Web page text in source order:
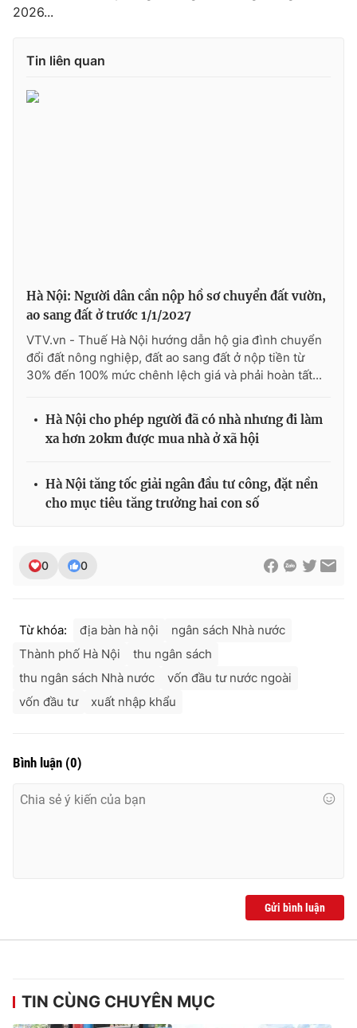
Ðiện thoại Thời báo VTV:
Liên hệ quảng cáo:
thuận bằng văn bản. Ghi rõ nguồn VTV.vn khi phát hành lại
thông tin từ website này.
2026...
Tin liên quan
Hà Nội: Người dân cần nộp hồ sơ chuyển đất vườn,
ao sang đất ở trước 1/1/2027
VTV.vn - Thuế Hà Nội hướng dẫn hộ gia đình chuyển
đổi đất nông nghiệp, đất ao sang đất ở nộp tiền từ
30% đến 100% mức chênh lệch giá và phải hoàn tất...
Hà Nội cho phép người đã có nhà nhưng đi làm
xa hơn 20km được mua nhà ở xã hội
Hà Nội tăng tốc giải ngân đầu tư công, đặt nền
cho mục tiêu tăng trưởng hai con số
0 0
Từ khóa: địa bàn hà nội
ngân sách Nhà nước
Thành phố Hà Nội
thu ngân sách
thu ngân sách Nhà nước
vốn đầu tư nước ngoài
vốn đầu tư
xuất nhập khẩu
Bình luận (0)
Gửi bình luận
TIN CÙNG CHUYÊN MỤC